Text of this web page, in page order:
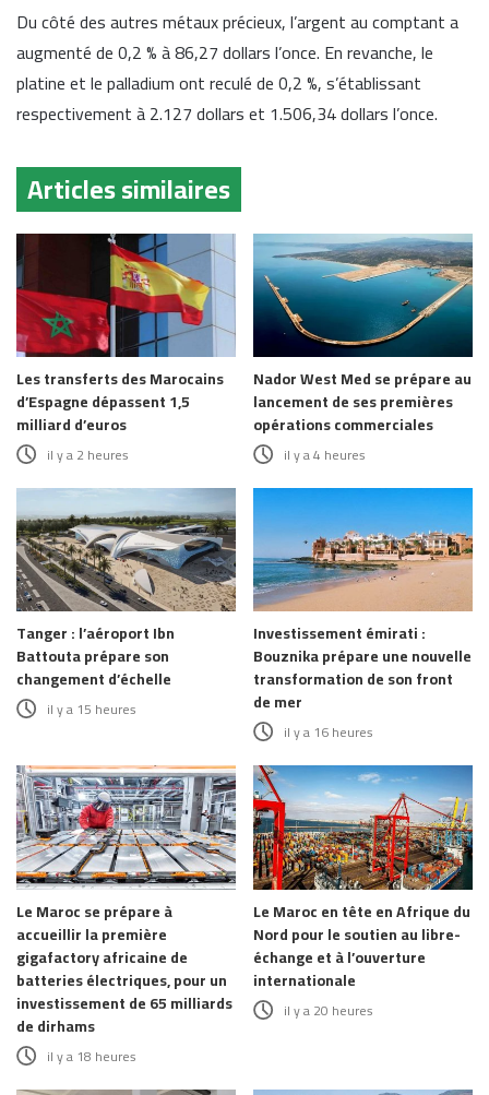
Du côté des autres métaux précieux, l’argent au comptant a
augmenté de 0,2 % à 86,27 dollars l’once. En revanche, le
platine et le palladium ont reculé de 0,2 %, s’établissant
respectivement à 2.127 dollars et 1.506,34 dollars l’once.
Articles similaires
Les transferts des Marocains
d’Espagne dépassent 1,5
milliard d’euros
il y a 2 heures
Nador West Med se prépare au
lancement de ses premières
opérations commerciales
il y a 4 heures
Tanger : l’aéroport Ibn
Battouta prépare son
changement d’échelle
il y a 15 heures
Investissement émirati :
Bouznika prépare une nouvelle
transformation de son front
de mer
il y a 16 heures
Le Maroc se prépare à
accueillir la première
gigafactory africaine de
batteries électriques, pour un
investissement de 65 milliards
de dirhams
il y a 18 heures
Le Maroc en tête en Afrique du
Nord pour le soutien au libre-
échange et à l’ouverture
internationale
il y a 20 heures